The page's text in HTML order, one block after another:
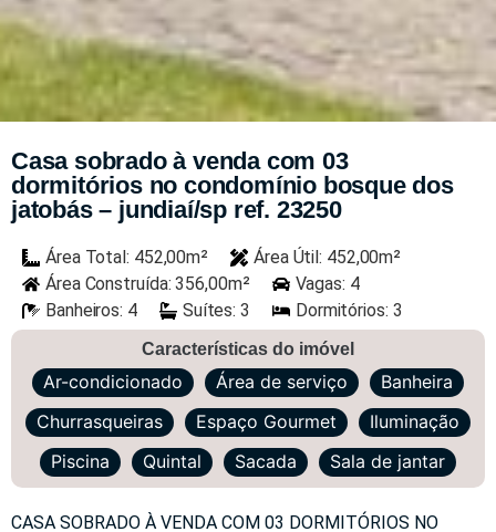
Casa sobrado à venda com 03
dormitórios no condomínio bosque dos
jatobás – jundiaí/sp ref. 23250
Área Total: 452,00m²
Área Útil: 452,00m²
Área Construída: 356,00m²
Vagas: 4
Banheiros: 4
Suítes: 3 Dormitórios: 3
Características do imóvel
Ar-condicionado Área de serviço
Banheira
Churrasqueiras
Espaço Gourmet
Iluminação
Piscina
Quintal Sacada Sala de jantar
CASA SOBRADO À VENDA COM 03 DORMITÓRIOS NO